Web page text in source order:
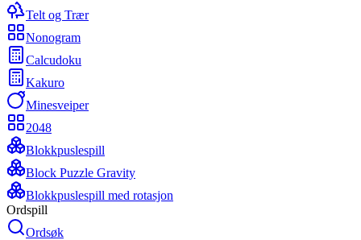
Telt og Trær
Nonogram
Calcudoku
Kakuro
Minesveiper
2048
Blokkpuslespill
Block Puzzle Gravity
Blokkpuslespill med rotasjon
Ordspill
Ordsøk